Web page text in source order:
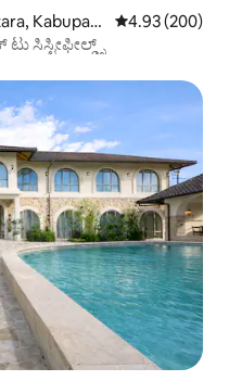
Kabupate
5 ರಲ್ಲಿ 4.93
4.93 (200)
ಸಿಸ್ಟೀಫೀಲ್ಡ್ಸ್